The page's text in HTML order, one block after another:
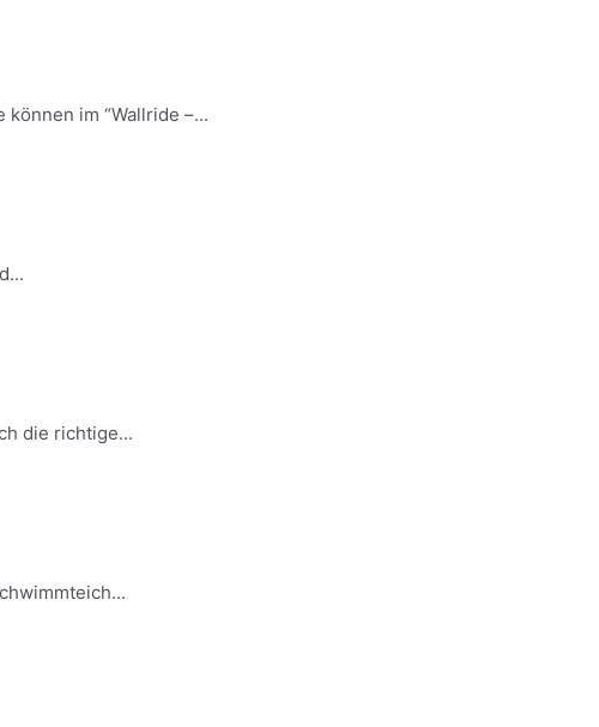
im “Wallride –...
die richtige...